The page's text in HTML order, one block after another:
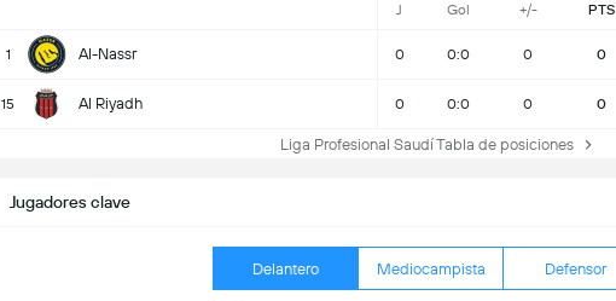
J Gol +/- PTS
1 Al-Nassr 0 0:0 0 0
15 Al Riyadh 0 0:0 0 0
Liga Profesional Saudí Tabla de posiciones
Jugadores clave
Delantero Mediocampista Defensor